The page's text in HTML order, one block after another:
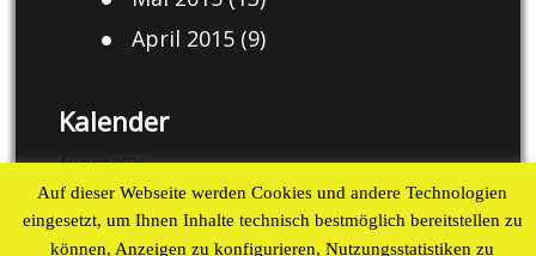
April 2015(9)
Kalender
August 2026
M D M D F S
S
2
Auf dieser Webseite werden Cookies und andere Technologien
eingesetzt, um Ihnen Inhalte technisch bestmöglich bereitstellen zu
können, Anzeigen zu konfigurieren, Nutzungsstatistiken zu